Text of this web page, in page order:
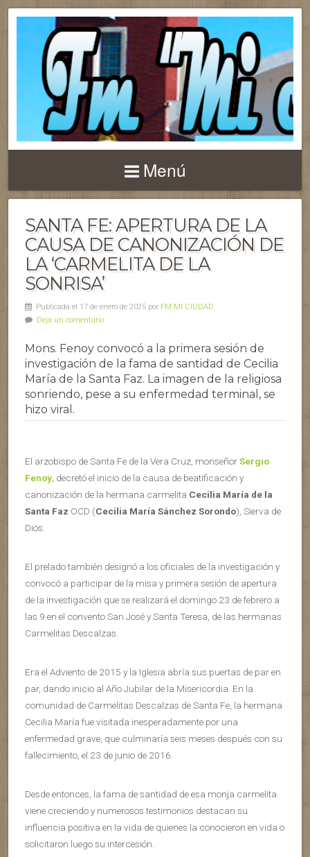
Menú
SANTA FE: APERTURA DE LA
CAUSA DE CANONIZACIÓN DE
LA ‘CARMELITA DE LA
SONRISA’
Publicada el 17 de enero de 2025 por FM MI CIUDAD
Deja un comentario
Mons. Fenoy convocó a la primera sesión de
investigación de la fama de santidad de Cecilia
María de la Santa Faz. La imagen de la religiosa
sonriendo, pese a su enfermedad terminal, se
hizo viral.
El arzobispo de Santa Fe de la Vera Cruz, monseñorSergio
Fenoy , decretó el inicio de la causa de beatificación y
canonización de la hermana carmelita Cecilia María de la
Santa Faz OCD (Cecilia María Sánchez Sorondo), Sierva de
Dios.
El prelado también designó a los oficiales de la investigación y
convocó a participar de la misa y primera sesión de apertura
de la investigación que se realizará el domingo 23 de febrero a
las 9 en el convento San José y Santa Teresa, de las hermanas
Carmelitas Descalzas.
Era el Adviento de 2015 y la Iglesia abría sus puertas de par en
par, dando inicio al Año Jubilar de la Misericordia. En la
comunidad de Carmelitas Descalzas de Santa Fe, la hermana
Cecilia María fue visitada inesperadamente por una
enfermedad grave, que culminaría seis meses después con su
fallecimiento, el 23 de junio de 2016.
Desde entonces, la fama de santidad de esa monja carmelita
viene creciendo y numerosos testimonios destacan su
influencia positiva en la vida de quienes la conocieron en vida o
solicitaron luego su intercesión.